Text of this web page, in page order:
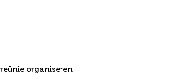
organiseren